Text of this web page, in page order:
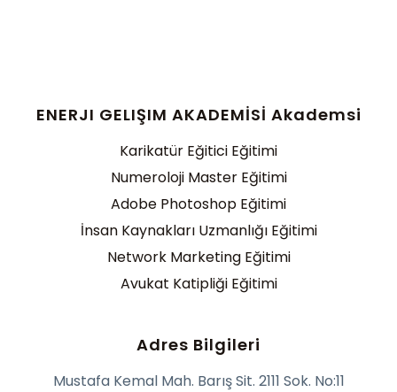
ENERJI GELIŞIM AKADEMİSİ Akademsi
Karikatür Eğitici Eğitimi
Numeroloji Master Eğitimi
Adobe Photoshop Eğitimi
İnsan Kaynakları Uzmanlığı Eğitimi
Network Marketing Eğitimi
Avukat Katipliği Eğitimi
Adres Bilgileri
Mustafa Kemal Mah. Barış Sit. 2111 Sok. No:11